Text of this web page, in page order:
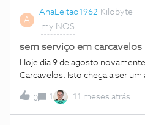
A
AnaLeitao1962 Kilobyte
my NOS
sem serviço em carcavelos
Hoje dia 9 de agosto
Carcavelos. Isto chega a ser
0 1 11 meses atrás